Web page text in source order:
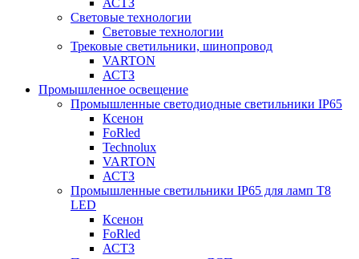
АСТЗ
Световые технологии
Световые технологии
Трековые светильники, шинопровод
VARTON
АСТЗ
Промышленное освещение
Промышленные светодиодные светильники IP65
Ксенон
FoRled
Technolux
VARTON
АСТЗ
Промышленные светильники IP65 для ламп Т8
LED
Ксенон
FoRled
АСТЗ